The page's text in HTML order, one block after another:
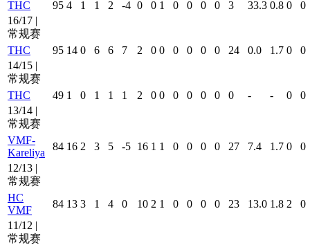
THC 95 4 1 1 2 -4 0 0 1 0 0 0 0 3 33.3 0.8 0
0
16/17 |
常规赛
THC
95 14 0 6 6 7 2 0 0 0 0 0 0 24 0.0 1.7 0
0
14/15 |
常规赛
THC
49 1 0 1 1 1 2 0 0 0 0 0 0 0 - - 0
0
13/14 |
常规赛
VMF-
Kareliya
84 16 2 3 5 -5 16 1 1 0 0 0 0 27 7.4 1.7 0
0
12/13 |
常规赛
HC
VMF
84 13 3 1 4 0 10 2 1 0 0 0 0 23 13.0 1.8 2
0
11/12 |
常规赛